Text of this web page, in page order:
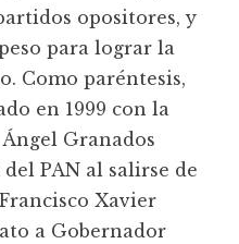
opositores, y
para lograr la
Como paréntesis,
en 1999 con la
Granados
PAN al salirse de
Xavier
a Gobernador